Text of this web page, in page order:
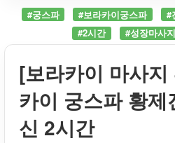
#궁스파 #보라카이궁스파 #
#2시간
#성장마사지
[보라카이 마사
카이 궁스파 황제
신 2시간